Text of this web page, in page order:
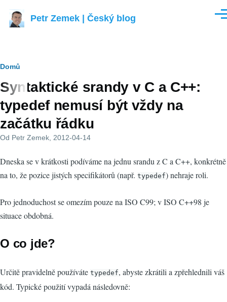
Petr Zemek | Český blog
Drobečková
navigace
Domů
Syntaktické srandy v C a C++:
typedef nemusí být vždy na
začátku řádku
Od Petr Zemek , 2012-04-14
Dneska se v krátkosti podíváme na jednu srandu z C a C++, konkrétně
na to, že pozice jistých specifikátorů (např. typedef) nehraje roli.
Pro jednoduchost se omezím pouze na ISO C99; v ISO C++98 je
situace obdobná.
O co jde?
Určitě pravidelně používáte typedef, abyste zkrátili a zpřehlednili váš
kód. Typické použití vypadá následovně: